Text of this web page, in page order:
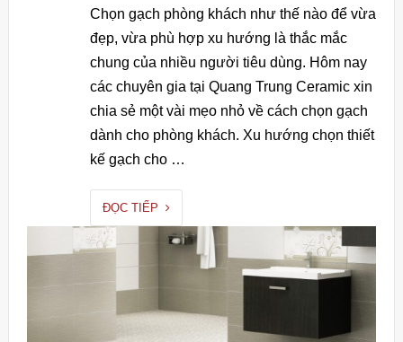
Chọn gạch phòng khách như thế nào để vừa
đẹp, vừa phù hợp xu hướng là thắc mắc
chung của nhiều người tiêu dùng. Hôm nay
các chuyên gia tại Quang Trung Ceramic xin
chia sẻ một vài mẹo nhỏ về cách chọn gạch
dành cho phòng khách. Xu hướng chọn thiết
kế gạch cho …
ĐỌC TIẾP